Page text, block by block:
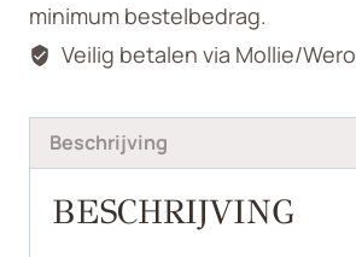
minimum bestelbedrag.
Veilig betalen via Mollie/Wero
Beschrijving
BESCHRIJVING